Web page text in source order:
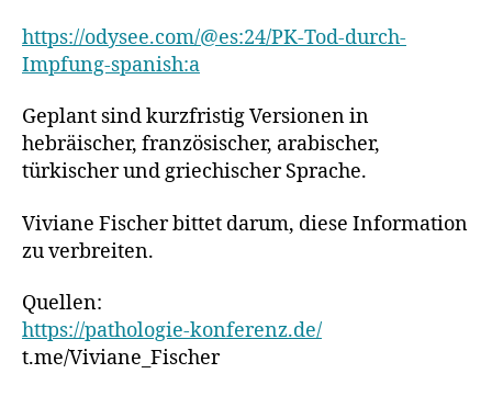
https://odysee.com/@es:24/PK-Tod-durch-
Impfung-spanish:a
Geplant sind kurzfristig Versionen in
hebräischer, französischer, arabischer,
türkischer und griechischer Sprache.
Viviane Fischer bittet darum, diese Information
zu verbreiten.
Quellen:
https://pathologie-konferenz.de/
t.me/Viviane_Fischer